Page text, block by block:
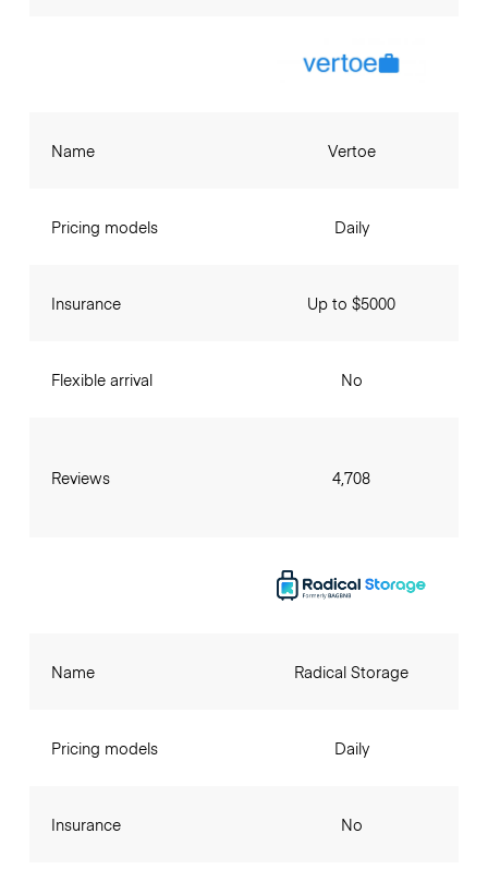
Name
Pricing models
Insurance
Flexible arrival
Reviews
Vertoe
Daily
Up to $5000
No
4,708
Name
Pricing models
Insurance
Radical Storage
Daily
No